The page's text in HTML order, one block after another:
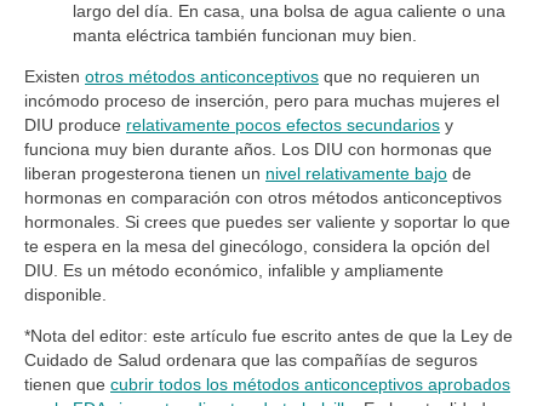
largo del día. En casa, una bolsa de agua caliente o una
manta eléctrica también funcionan muy bien.
Existen otros métodos anticonceptivos que no requieren un
incómodo proceso de inserción, pero para muchas mujeres el
DIU produce relativamente pocos efectos secundarios y
funciona muy bien durante años. Los DIU con hormonas que
liberan progesterona tienen un nivel relativamente bajo de
hormonas en comparación con otros métodos anticonceptivos
hormonales. Si crees que puedes ser valiente y soportar lo que
te espera en la mesa del ginecólogo, considera la opción del
DIU. Es un método económico, infalible y ampliamente
disponible.
*Nota del editor: este artículo fue escrito antes de que la Ley de
Cuidado de Salud ordenara que las compañías de seguros
tienen que cubrir todos los métodos anticonceptivos aprobados